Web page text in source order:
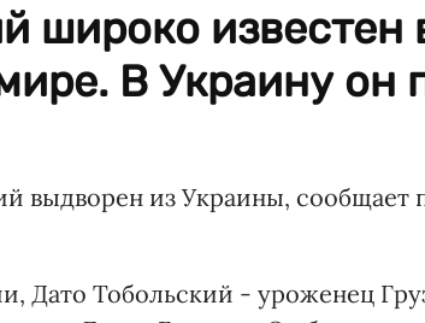
широко известен
В Украину он
выдворен из Украины, сообщает
Дато Тобольский - уроженец